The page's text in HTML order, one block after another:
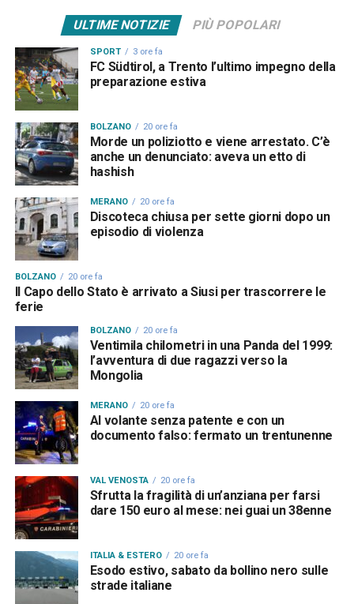
ULTIME NOTIZIE PIÙ POPOLARI
SPORT 3 ore fa
FC Südtirol, a Trento l’ultimo impegno della
preparazione estiva
BOLZANO 20 ore fa
Morde un poliziotto e viene arrestato. C’è
anche un denunciato: aveva un etto di
hashish
MERANO 20 ore fa
Discoteca chiusa per sette giorni dopo un
episodio di violenza
BOLZANO 20 ore fa
Il Capo dello Stato è arrivato a Siusi per trascorrere le
ferie
BOLZANO 20 ore fa
Ventimila chilometri in una Panda del 1999:
l’avventura di due ragazzi verso la
Mongolia
MERANO 20 ore fa
Al volante senza patente e con un
documento falso: fermato un trentunenne
VAL VENOSTA 20 ore fa
Sfrutta la fragilità di un’anziana per farsi
dare 150 euro al mese: nei guai un 38enne
ITALIA & ESTERO 20 ore fa
Esodo estivo, sabato da bollino nero sulle
strade italiane